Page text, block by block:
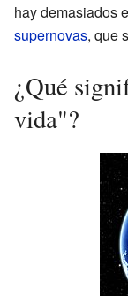
hay demasiados
supernovas, que
¿Qué
vida"?